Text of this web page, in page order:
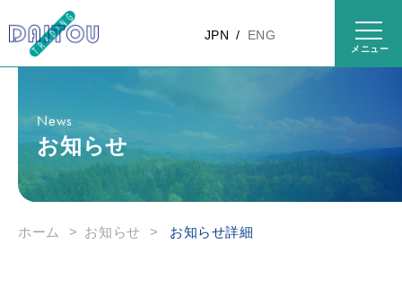
ンツに
進む
JPN ENG
News
お知らせ
ホーム > お知らせ > お知らせ詳細